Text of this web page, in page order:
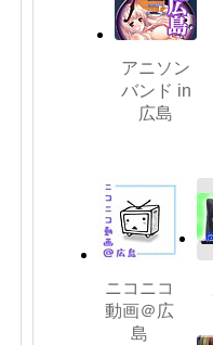
アニソン
バンド in
広島
ニコニコ
動画＠広
島